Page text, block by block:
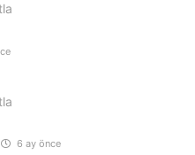
6 ay önce